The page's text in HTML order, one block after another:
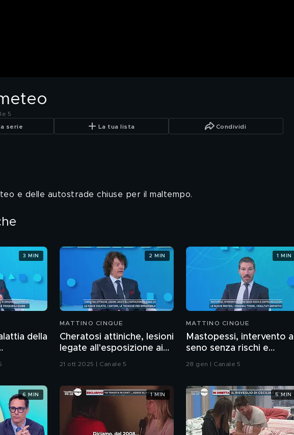
5
serie La tua lista Condividi
e delle autostrade chiuse per il maltempo.
della
3 MIN
MATTINO CINQUE
Cheratosi attiniche, lesioni
legate all'esposizione ai
raggi UV
21 ott 2025 | Canale 5
2 MIN
MATTINO CINQUE
Mastopessi, intervento al
seno senza rischi e
controindicazioni
28 gen | Canale 5
1 MIN
6 MIN 1 MIN 5 MIN